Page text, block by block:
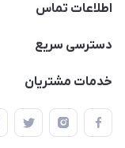
اطلاعات تماس
09106753413
دسترسی سریع
حساب کاربری
لیست محصولات
خدمات مشتریان
قوانین و مقررات
حریم خصوصی